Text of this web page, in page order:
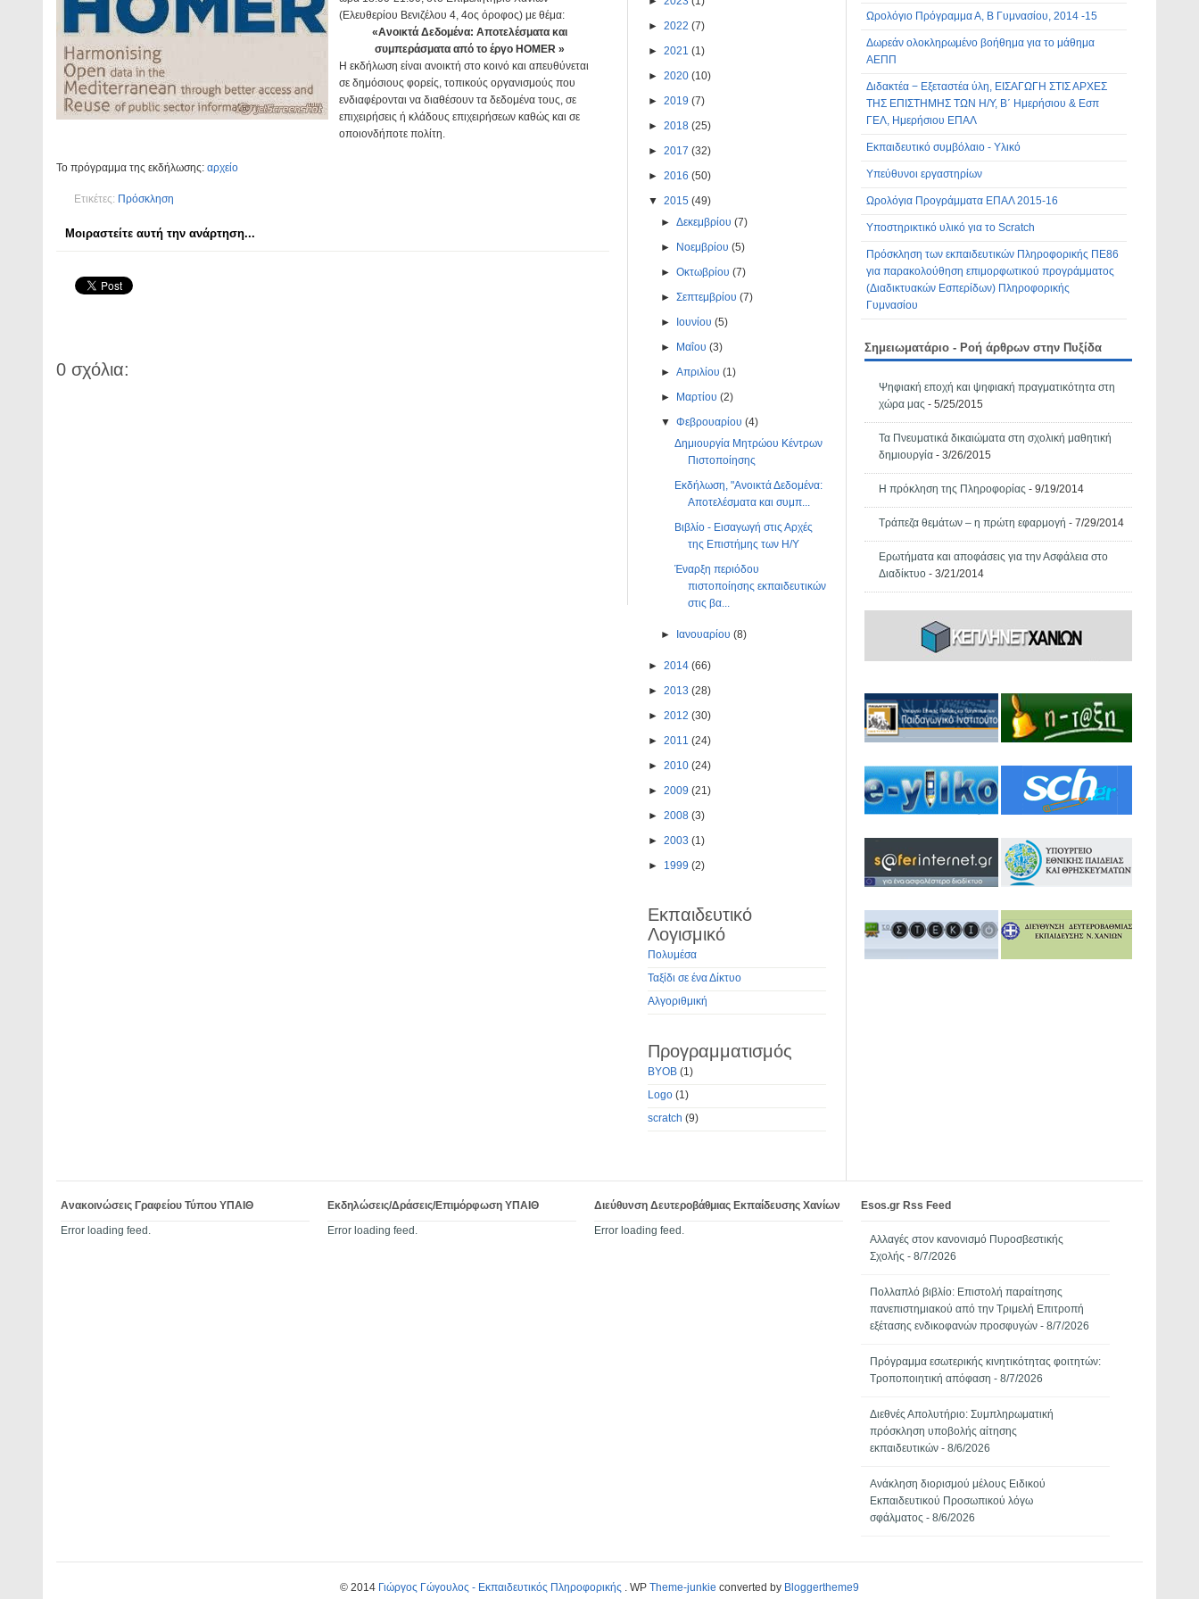
(Ελευθερίου Βενιζέλου 4, 4ος όροφος) με θέμα:
«Ανοικτά Δεδομένα: Αποτελέσματα και
συμπεράσματα από το έργο HOMER »
Η εκδήλωση είναι ανοικτή στο κοινό και απευθύνεται
σε δημόσιους φορείς, τοπικούς οργανισμούς που
ενδιαφέρονται να διαθέσουν τα δεδομένα τους, σε
επιχειρήσεις ή κλάδους επιχειρήσεων καθώς και σε
οποιονδήποτε πολίτη.
Το πρόγραμμα της εκδήλωσης: αρχείο
Ετικέτες: Πρόσκληση
Μοιραστείτε αυτή την ανάρτηση...
0 σχόλια:
► 2022 (7)
► 2021 (1)
► 2020 (10)
► 2019 (7)
► 2018 (25)
► 2017 (32)
► 2016 (50)
▼ 2015 (49)
►Δεκεμβρίου(7)
►
Νοεμβρίου(5)
►Οκτωβρίου(7)
►Σεπτεμβρίου(7)
►
Ιουνίου(5)
►
Μαΐου(3)
►Απριλίου(1)
►
Μαρτίου(2)
▼Φεβρουαρίου(4)
Δημιουργία Μητρώου Κέντρων
Πιστοποίησης
Εκδήλωση, "Ανοικτά Δεδομένα:
Αποτελέσματα και συμπ...
Βιβλίο - Εισαγωγή στις Αρχές
της Επιστήμης των Η/Υ
Έναρξη περιόδου
πιστοποίησης εκπαιδευτικών
στις βα...
► Ιανουαρίου(8)
► 2014 (66)
► 2013 (28)
► 2012 (30)
► 2011 (24)
► 2010 (24)
► 2009 (21)
► 2008 (3)
► 2003 (1)
► 1999 (2)
Εκπαιδευτικό
Λογισμικό
Πολυμέσα
Ταξίδι σε ένα Δίκτυο
Αλγοριθμική
Προγραμματισμός
BYOB (1)
Logo (1)
scratch (9)
Ωρολόγιο Πρόγραμμα Α, Β Γυμνασίου, 2014 -15
Δωρεάν ολοκληρωμένο βοήθημα για το μάθημα
ΑΕΠΠ
Διδακτέα − Εξεταστέα ύλη, ΕΙΣΑΓΩΓΗ ΣΤΙΣ ΑΡΧΕΣ
ΤΗΣ ΕΠΙΣΤΗΜΗΣ ΤΩΝ Η/Υ, Β΄ Ημερήσιου & Εσπ
ΓΕΛ, Ημερήσιου ΕΠΑΛ
Εκπαιδευτικό συμβόλαιο - Υλικό
Υπεύθυνοι εργαστηρίων
Ωρολόγια Προγράμματα ΕΠΑΛ 2015-16
Υποστηρικτικό υλικό για το Scratch
Πρόσκληση των εκπαιδευτικών Πληροφορικής ΠΕ86
για παρακολούθηση επιμορφωτικού προγράμματος
(Διαδικτυακών Εσπερίδων) Πληροφορικής
Γυμνασίου
Σημειωματάριο - Ροή άρθρων στην Πυξίδα
Ψηφιακή εποχή και ψηφιακή πραγματικότητα στη
χώρα μας - 5/25/2015
Τα Πνευματικά δικαιώματα στη σχολική μαθητική
δημιουργία - 3/26/2015
Η πρόκληση της Πληροφορίας - 9/19/2014
Τράπεζα θεμάτων – η πρώτη εφαρμογή - 7/29/2014
Ερωτήματα και αποφάσεις για την Ασφάλεια στο
Διαδίκτυο - 3/21/2014
Ανακοινώσεις Γραφείου Τύπου ΥΠΑΙΘ
Error loading feed.
Εκδηλώσεις/Δράσεις/Επιμόρφωση ΥΠΑΙΘ
Error loading feed.
Διεύθυνση Δευτεροβάθμιας Εκπαίδευσης Χανίων
Error loading feed.
Esos.gr Rss Feed
Αλλαγές στον κανονισμό Πυροσβεστικής
Σχολής - 8/7/2026
Πολλαπλό βιβλίο: Επιστολή παραίτησης
πανεπιστημιακού από την Τριμελή Επιτροπή
εξέτασης ενδικοφανών προσφυγών- 8/7/2026
Πρόγραμμα εσωτερικής κινητικότητας φοιτητών:
Τροποποιητική απόφαση - 8/7/2026
Διεθνές Απολυτήριο: Συμπληρωματική
πρόσκληση υποβολής αίτησης
εκπαιδευτικών- 8/6/2026
Ανάκληση διορισμού μέλους Ειδικού
Εκπαιδευτικού Προσωπικού λόγω
σφάλματος - 8/6/2026
© 2014 Γιώργος Γώγουλος - Εκπαιδευτικός Πληροφορικής . WP Theme-junkie converted by Bloggertheme9